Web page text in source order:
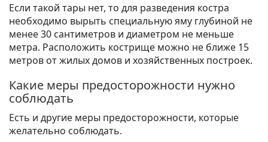
Если такой тары нет, то для разведения костра
необходимо вырыть специальную яму глубиной не
менее 30 сантиметров и диаметром не меньше
метра. Расположить кострище можно не ближе 15
метров от жилых домов и хозяйственных построек.
Какие меры предосторожности нужно
соблюдать
Есть и другие меры предосторожности, которые
желательно соблюдать.